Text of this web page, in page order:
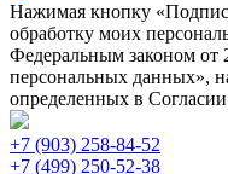
Нажимая кнопку
обработку моих
Федеральным законом
персональных данных»,
определенных в
+7 (903) 258-84-52
+7 (499) 250-52-38